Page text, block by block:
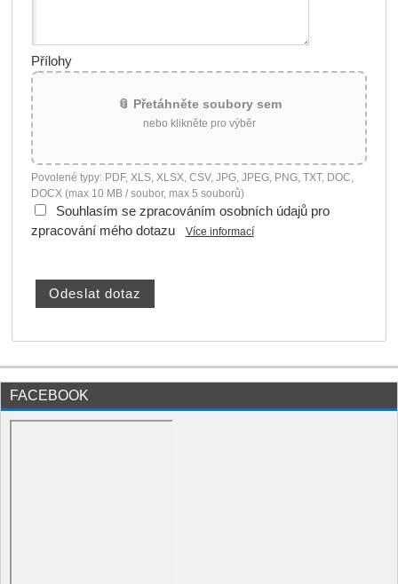
Přílohy
📎 Přetáhněte soubory sem
nebo klikněte pro výběr
Povolené typy: PDF, XLS, XLSX, CSV, JPG, JPEG, PNG, TXT, DOC,
DOCX (max 10 MB / soubor, max 5 souborů)
Souhlasím se zpracováním osobních údajů pro
zpracování mého dotazu
Více informací
FACEBOOK